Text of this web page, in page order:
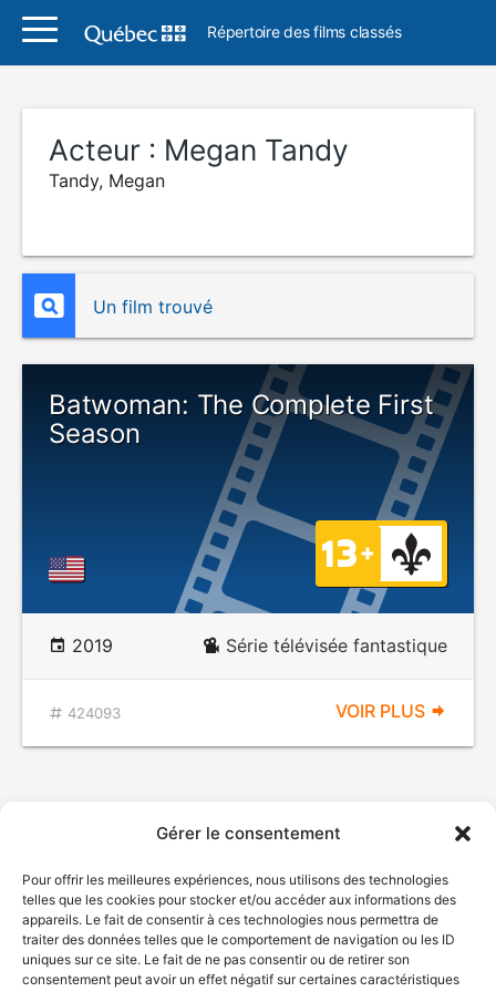
Gérer le consentement
Pour offrir les meilleures expériences, nous utilisons des technologies
telles que les cookies pour stocker et/ou accéder aux informations des
appareils. Le fait de consentir à ces technologies nous permettra de
traiter des données telles que le comportement de navigation ou les ID
uniques sur ce site. Le fait de ne pas consentir ou de retirer son
consentement peut avoir un effet négatif sur certaines caractéristiques
Répertoire des films classés
Acteur : Megan Tandy
Tandy, Megan
Un film trouvé
Batwoman: The Complete First
Season
2019 Série télévisée fantastique
424093 VOIR PLUS